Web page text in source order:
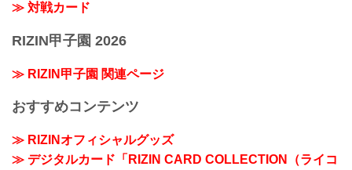
≫ 対戦カード
RIZIN甲子園 2026
≫ RIZIN甲子園 関連ページ
おすすめコンテンツ
≫ RIZINオフィシャルグッズ
≫ デジタルカード「RIZIN CARD COLLECTION（ライコ